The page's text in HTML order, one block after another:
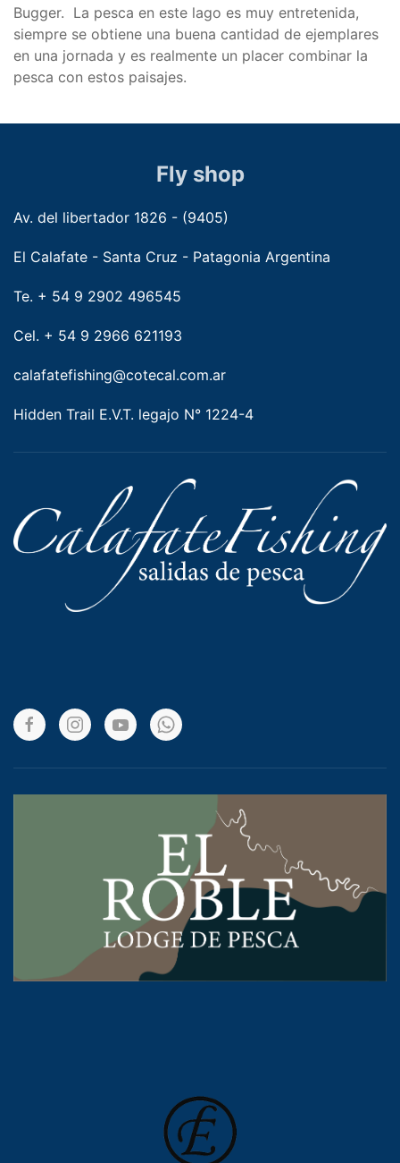
Bugger. La pesca en este lago es muy entretenida,
siempre se obtiene una buena cantidad de ejemplares
en una jornada y es realmente un placer combinar la
pesca con estos paisajes.
Fly shop
Av. del libertador 1826 - (9405)
El Calafate - Santa Cruz - Patagonia Argentina
Te. + 54 9 2902 496545
Cel. + 54 9 2966 621193
calafatefishing@cotecal.com.ar
Hidden Trail E.V.T. legajo N° 1224-4